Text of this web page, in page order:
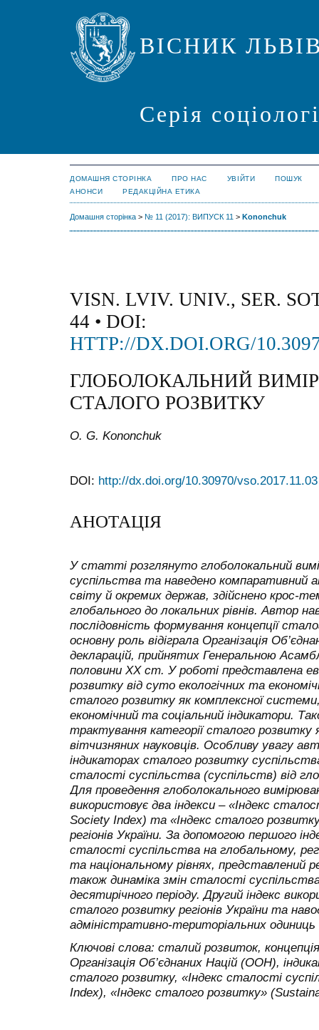
ВІСНИК
Серія
ДОМАШНЯ СТОРІНКА ПРО НАС УВІЙТИ
ПОШУК
АНОНСИ
РЕДАКЦІЙНА ЕТИКА
Домашня сторінка > № 11 (2017): ВИПУСК 11 > Kononchuk
VISN. LVIV. UNIV., SER.
44 • DOI:
HTTP://DX.DOI.ORG/
ГЛОБОЛОКАЛЬНИЙ
СТАЛОГО РОЗВИТКУ
O. G. Kononchuk
DOI: http://dx.doi.org/10.30970/vso.2017.11.03
АНОТАЦІЯ
У статті розглянуто глоболокальний
суспільства та наведено компаративний
світу й окремих держав, здійснено крос-
глобального до локальних рівнів. Автор
послідовність формування концепції
основну роль відіграла Організація
декларацій, прийнятих Генеральною
половини XX ст. У роботі представлена
розвитку від суто екологічних та
сталого розвитку як комплексної
економічний та соціальний індикатори.
трактування категорії сталого розвитку
вітчизняних науковців. Особливу увагу
індикаторах сталого розвитку
сталості суспільства (суспільств) від
Для проведення глоболокального
використовує два індекси – «Індекс
Society Index) та «Індекс сталого
регіонів України. За допомогою першого
сталості суспільства на глобальному,
та національному рівнях, представлений
також динаміка змін сталості
десятирічного періоду. Другий індекс
сталого розвитку регіонів України та
адміністративно-територіальних одиниць
Ключові слова: сталий розвиток,
Організація Об’єднаних Націй (ООН),
сталого розвитку, «Індекс сталості
Index), «Індекс сталого розвитку»